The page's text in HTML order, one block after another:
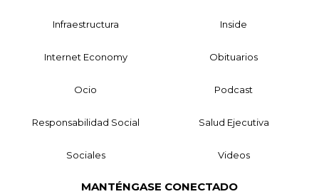
Infraestructura Inside
Internet Economy Obituarios
Ocio Podcast
Responsabilidad Social Salud Ejecutiva
Sociales Videos
MANTÉNGASE CONECTADO